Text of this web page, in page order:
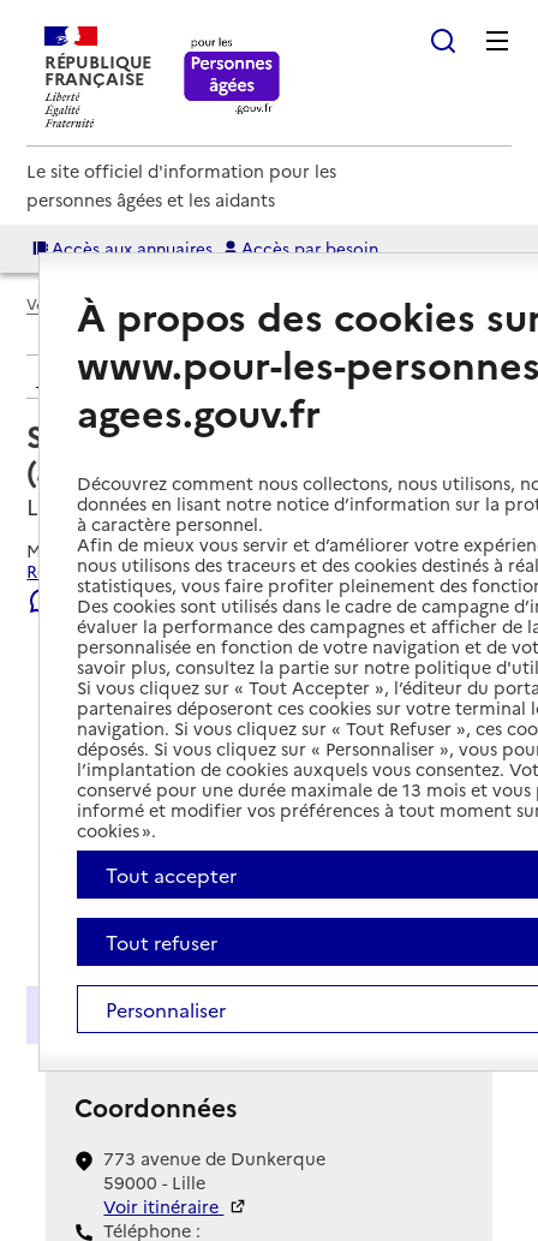
RÉPUBLIQUE
FRANÇAISE
Le site officiel d'information pour les
personnes âgées et les aidants
Accès aux annuaires Accès par besoin
Voir le fil d’Ariane
Retour aux résultats de l'annuaire
Service autonomie à domicile
(aide) – Azaé Services Lille Ouest
Lille, NORD
Mis à jour le01/08/2026
Rechercher les établissements et services autour de Lille.
Signaler une erreur
Présentation
Coordonnées
773 avenue de Dunkerque
59000 - Lille
Voir itinéraire
Téléphone :
À propos des cookies
www.pour-les-
agees.gouv.fr
Découvrez comment nous collectons, nous utilisons,
données en lisant notre notice d’information sur la
à caractère personnel.
Afin de mieux vous servir et d’améliorer votre
nous utilisons des traceurs et des cookies destinés à
statistiques, vous faire profiter pleinement des
Des cookies sont utilisés dans le cadre de campagne
évaluer la performance des campagnes et afficher de
personnalisée en fonction de votre navigation et de
savoir plus, consultez la partie sur notre politique
Si vous cliquez sur « Tout Accepter », l’éditeur du
partenaires déposeront ces cookies sur votre terminal
navigation. Si vous cliquez sur « Tout Refuser », ces
déposés. Si vous cliquez sur « Personnaliser », vous
l’implantation de cookies auxquels vous consentez.
conservé pour une durée maximale de 13 mois et
informé et modifier vos préférences à tout moment
cookies ».
Tout accepter
Tout refuser
Personnaliser